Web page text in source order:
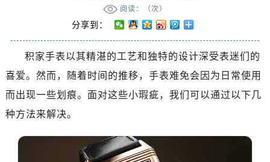
阅读：（次）
分享到：
积家手表以其精湛的工艺和独特的设计深受表迷们的
喜爱。然而，随着时间的推移，手表难免会因为日常使用
而出现一些划痕。面对这些小瑕疵，我们可以通过以下几
种方法来解决。